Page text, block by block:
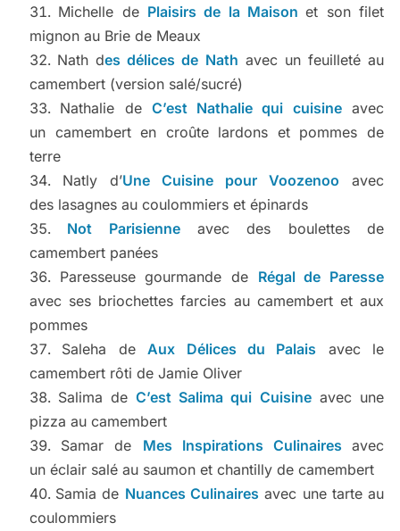
Michelle de Plaisirs de la Maisonet son filet
mignon au Brie de Meaux
Nath des délices de Nath avec un feuilleté au
camembert (version salé/sucré)
Nathalie de C’est Nathalie qui cuisineavec
un camembert en croûte lardons et pommes de
terre
Natly d’Une Cuisine pour Voozenoo avec
des lasagnes au coulommiers et épinards
Not Parisienneavec des boulettes de
camembert panées
Paresseuse gourmande de Régal de Paresse
avec ses briochettes farcies au camembert et aux
pommes
Saleha deAux Délices du Palais avec le
camembert rôti de Jamie Oliver
Salima de C’est Salima qui Cuisineavec une
pizza au camembert
Samar de Mes Inspirations Culinairesavec
un éclair salé au saumon et chantilly de camembert
Samia de Nuances Culinaires avec une tarte au
coulommiers